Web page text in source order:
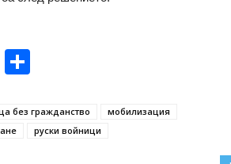
Email
без гражданство
мобилизация
руски войници